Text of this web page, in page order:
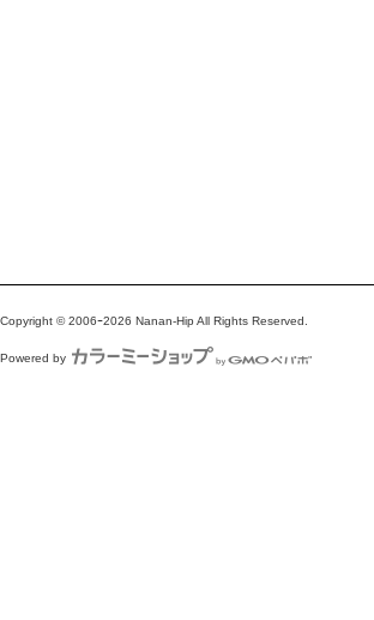
Copyright © 2006ｰ2026 Nanan-Hip All Rights Reserved.
Powered by